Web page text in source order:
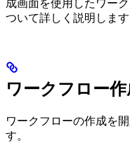
成画面を使用したワー
ついて詳しく説明します
ワークフロー
ワークフローの作成を
す。